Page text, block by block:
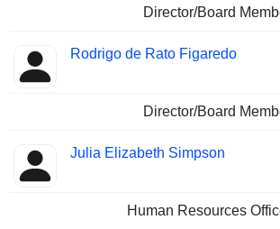
Director/Board
Rodrigo de Rato Figaredo
Director/Board
Julia Elizabeth Simpson
Human Resources